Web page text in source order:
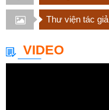
Thư viện tác giả
VIDEO